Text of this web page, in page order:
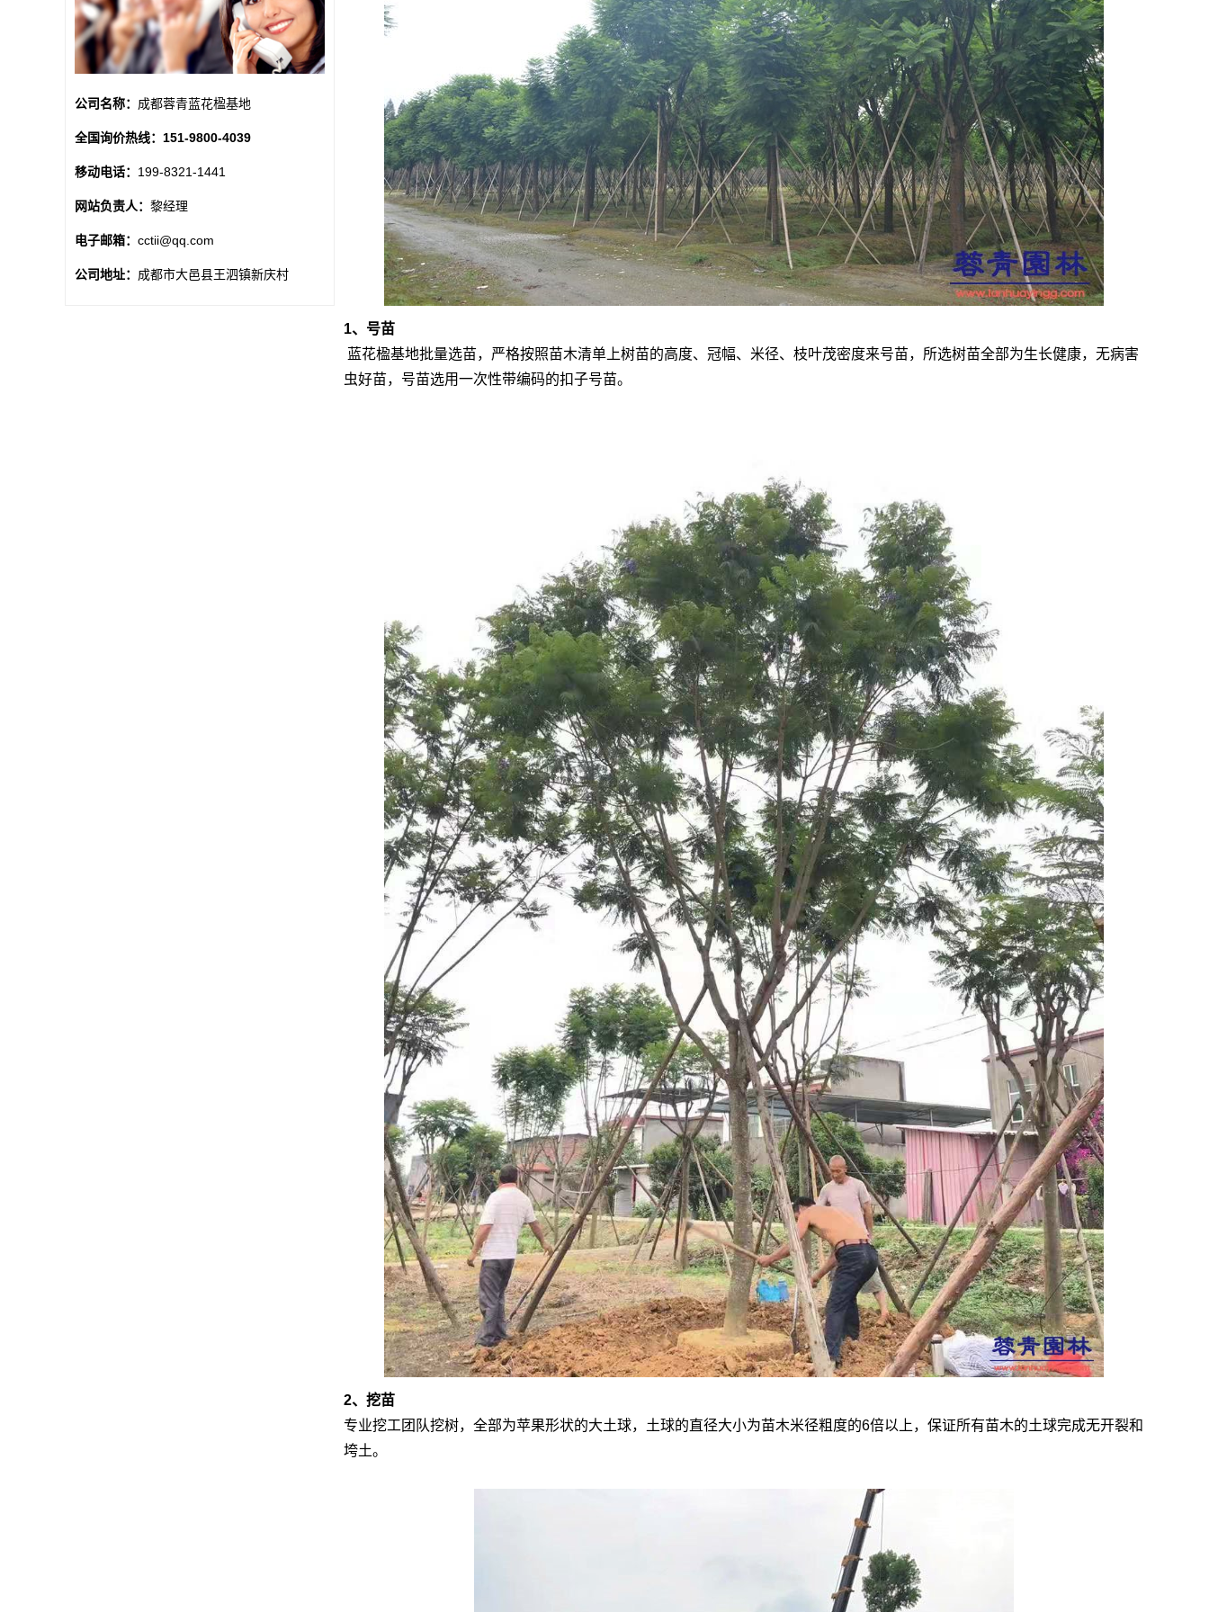
1、号苗
蓝花楹基地批量选苗，严格按照苗木清单上树苗的高度、冠幅、米径、枝叶茂密度来号苗，所选树苗全部为生长健康，无病害
虫好苗，号苗选用一次性带编码的扣子号苗。
2、挖苗
专业挖工团队挖树，全部为苹果形状的大土球，土球的直径大小为苗木米径粗度的6倍以上，保证所有苗木的土球完成无开裂和
垮土。
公司名称： 成都蓉青蓝花楹基地
全国询价热线： 151-9800-4039
移动电话： 199-8321-1441
网站负责人： 黎经理
电子邮箱： cctii@qq.com
公司地址： 成都市大邑县王泗镇新庆村